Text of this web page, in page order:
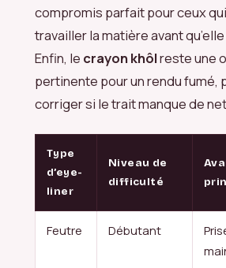
compromis parfait pour ceux
travailler la matière avant
Enfin, le crayon khôlreste une
pertinente pour un rendu fumé,
corriger si le trait manque de
Type
d’eye-
liner
Niveau de
difficulté
Feutre Débutant